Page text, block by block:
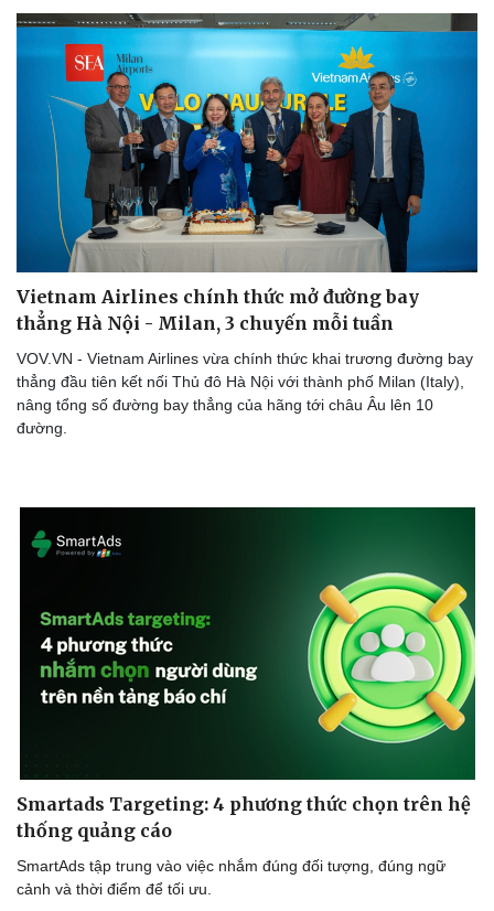
Du lịch
Săn Tour
check-in
Podcast
Đọc truyện đêm khuya
Cửa sổ tình yêu
Kể chuyện cho bé
Vietnam Airlines chính thức mở đường bay
thẳng Hà Nội - Milan, 3 chuyến mỗi tuần
VOV.VN - Vietnam Airlines vừa chính thức khai trương đường bay
thẳng đầu tiên kết nối Thủ đô Hà Nội với thành phố Milan (Italy),
nâng tổng số đường bay thẳng của hãng tới châu Âu lên 10
đường.
Smartads Targeting: 4 phương thức chọn trên hệ
thống quảng cáo
SmartAds tập trung vào việc nhắm đúng đối tượng, đúng ngữ
cảnh và thời điểm để tối ưu.